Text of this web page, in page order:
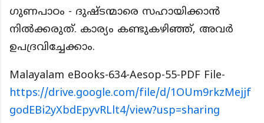
ഗുണപാഠം - ദുഷ്ടന്മാരെ സഹായിക്കാൻ
നിൽക്കരുത്. കാര്യം കണ്ടുകഴിഞ്ഞ്, അവർ
ഉപദ്രവിച്ചേക്കാം.
Malayalam eBooks-634-Aesop-55-PDF File-
https://drive.google.com/file/d/1OUm9rkzMejjf
godEBi2yXbdEpyvRLlt4/view?usp=sharing